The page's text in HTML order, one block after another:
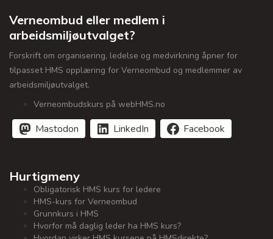
Verneombud eller medlem i
arbeidsmiljøutvalget?
Forskrift om organisering, ledelse og medvirkning åpner for
tilpasset HMS opplæring for Verneombud og medlemmer av
arbeidsmiljøutvalget.
Verneombudskurs på webHMS.no
Mastodon LinkedIn Facebook
Hurtigmeny
Obligatorisk HMS kurs for ledere
HMS-kurs for Verneombud
Grunnkurs i HMS
Hvorfor må daglig leder ha HMS kurs?